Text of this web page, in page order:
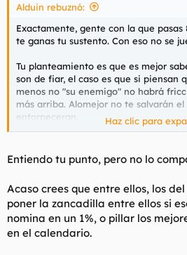
Alduin rebuznó:
Exactamente, gente con la que
te ganas tu sustento. Con eso no se
Tu planteamiento es que es mejor
son de fiar, el caso es que si piensan
menos no "su enemigo" no habrá
más arriba. Alomejor no te salvarán
entorpeceran.
luchadores de la libertad. Se sentirán
malas personas, fanáticas y sin nadie
Haz clic para
Entiendo tu punto, pero no lo
Acaso crees que entre ellos, los
poner la zancadilla entre ellos si
nomina en un 1%, o pillar los
en el calendario.